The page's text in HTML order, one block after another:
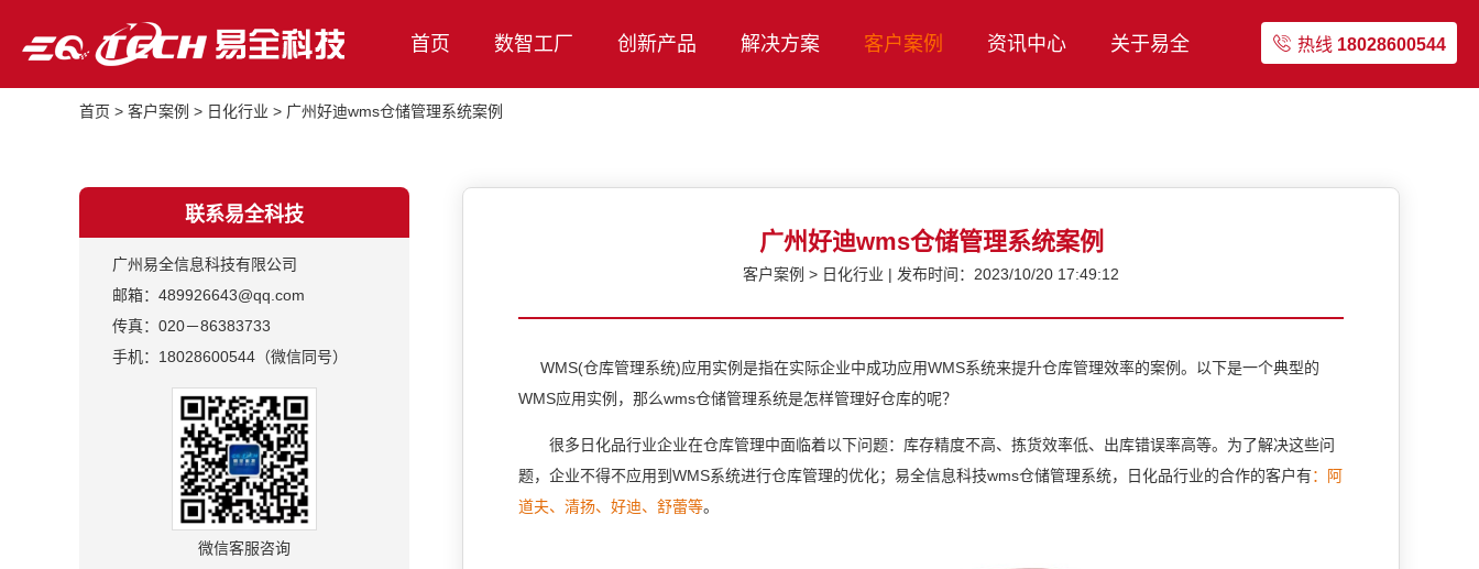
热线 18028600544
首页 数智工厂 创新产品 解决方案 客户案例 资讯中心 关于易全
首页 > 客户案例 > 日化行业 > 广州好迪wms仓储管理系统案例
联系易全科技
广州易全信息科技有限公司
邮箱：489926643@qq.com
传真：020－86383733
手机：18028600544（微信同号）
微信客服咨询
广州好迪wms仓储管理系统案例
客户案例 > 日化行业 | 发布时间：2023/10/20 17:49:12
WMS(仓库管理系统)应用实例是指在实际企业中成功应用WMS系统来提升仓库管理效率的案例。以下是一个典型的
WMS应用实例，那么wms仓储管理系统是怎样管理好仓库的呢？
很多日化品行业企业在仓库管理中面临着以下问题：库存精度不高、拣货效率低、出库错误率高等。为了解决这些问
题，企业不得不应用到WMS系统进行仓库管理的优化；易全信息科技wms仓储管理系统，日化品行业的合作的客户有：阿
道夫、清扬、好迪、舒蕾等。